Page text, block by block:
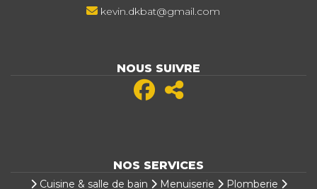
kevin.dkbat@gmail.com
NOUS SUIVRE
NOS SERVICES
Cuisine & salle de bain Menuiserie Plomberie